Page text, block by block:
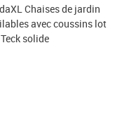
516,66€ HT
HT